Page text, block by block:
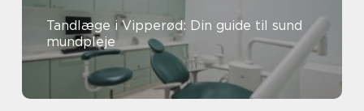
Tandlæge i Vipperød: Din guide til sund
mundpleje